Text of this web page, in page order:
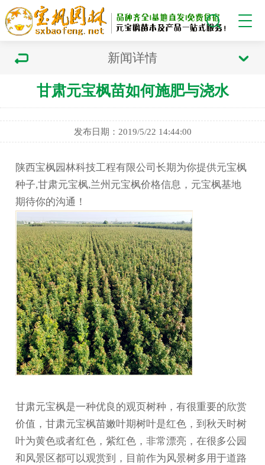
新闻详情
甘肃元宝枫苗如何施肥与浇水
发布日期：2019/5/22 14:44:00
陕西宝枫园林科技工程有限公司长期为你提供元宝枫
种子,甘肃元宝枫,兰州元宝枫价格信息，元宝枫基地
期待你的沟通！
甘肃元宝枫是一种优良的观页树种，有很重要的欣赏
价值，甘肃元宝枫苗嫩叶期树叶是红色，到秋天时树
叶为黄色或者红色，紫红色，非常漂亮，在很多公园
和风景区都可以观赏到，目前作为风景树多用于道路